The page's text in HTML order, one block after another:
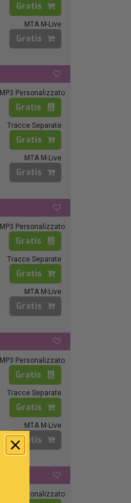
Gratis
MTA M-Live
Gratis
MP3 Personalizzato
Gratis
Tracce Separate
Gratis
MTA M-Live
Gratis
MP3 Personalizzato
Gratis
Tracce Separate
Gratis
MTA M-Live
Gratis
MP3 Personalizzato
Gratis
Tracce Separate
Gratis
MTA M-Live
Gratis
MP3 Personalizzato